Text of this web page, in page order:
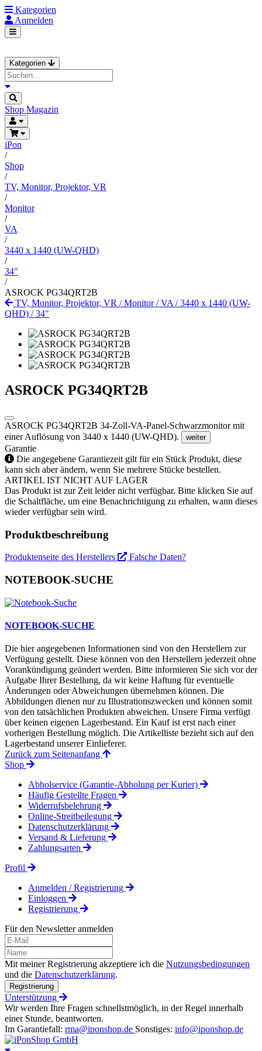
Kategorien
Anmelden
Kategorien
Shop Magazin
iPon
/
Shop
/
TV, Monitor, Projektor, VR
/
Monitor
/
VA
/
3440 x 1440 (UW-QHD)
/
34"
/
ASROCK PG34QRT2B
TV, Monitor, Projektor, VR /Monitor/VA /3440 x 1440 (UW-
QHD) /34"
ASROCK PG34QRT2B
ASROCK PG34QRT2B 34-Zoll-VA-Panel-Schwarzmonitor mit
einer Auflösung von 3440 x 1440 (UW-QHD).
weiter
Garantie
Die angegebene Garantiezeit gilt für ein Stück Produkt, diese
kann sich aber ändern, wenn Sie mehrere Stücke bestellen.
ARTIKEL IST NICHT AUF LAGER
Das Produkt ist zur Zeit leider nicht verfügbar. Bitte klicken Sie auf
die Schaltfläche, um eine Benachrichtigung zu erhalten, wann dieses
wieder verfügbar sein wird.
Produktbeschreibung
Produktenseite des Herstellers Falsche Daten?
NOTEBOOK-SUCHE
NOTEBOOK-SUCHE
Die hier angegebenen Informationen sind von den Herstellern zur
Verfügung gestellt. Diese können von den Herstellern jederzeit ohne
Vorankündigung geändert werden. Bitte informieren Sie sich vor der
Aufgabe Ihrer Bestellung, da wir keine Haftung für eventuelle
Änderungen oder Abweichungen übernehmen können. Die
Abbildungen dienen nur zu Illustrationszwecken und können somit
von den tatsächlichen Produkten abweichen. Unsere Firma verfügt
über keinen eigenen Lagerbestand. Ein Kauf ist erst nach einer
vorherigen Bestellung möglich. Die Artikelliste bezieht sich auf den
Lagerbestand unserer Einlieferer.
Zurück zum Seitenanfang
Shop
Abholservice (Garantie-Abholung per Kurier)
Häufig Gestellte Fragen
Widerrufsbelehrung
Online-Streitbeilegung
Datenschutzerklärung
Versand & Lieferung
Zahlungsarten
Profil
Anmelden / Registrierung
Einloggen
Registrierung
Für den Newsletter anmelden
Mit meiner Registrierung akzeptiere ich die Nutzungsbedingungen
und die Datenschutzerklärung.
Registrierung
Unterstützung
Wir werden Ihre Fragen schnellstmöglich, in der Regel innerhalb
einer Stunde, beantworten.
Im Garantiefall: rma@iponshop.de Sonstiges: info@iponshop.de